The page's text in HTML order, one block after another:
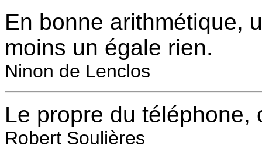
En bonne arithmétique,
moins un égale rien.
Ninon de Lenclos
Le propre du téléphone,
Robert Soulières